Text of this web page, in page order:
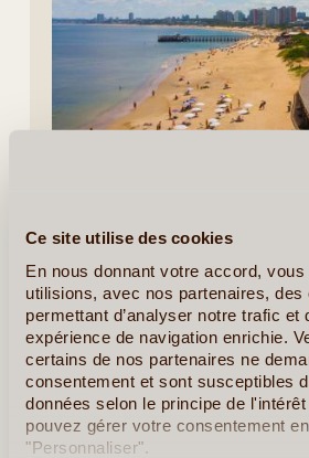
Ce site utilise des cookies
En nous donnant votre accord,
utilisions, avec nos partenaires, des
permettant d’analyser notre trafic et
expérience de navigation enrichie.
certains de nos partenaires ne
consentement et sont susceptibles
données selon le principe de
pouvez gérer votre consentement
"Personnaliser".
Punta del Este, la station balnéaire la
l’Amérique Latine. Un séjour (...)
En détail ≻
Magique Uruguay
Découverte de